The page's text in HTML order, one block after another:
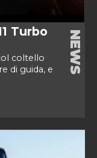
Turbo
coltello
di guida, e
NEWS